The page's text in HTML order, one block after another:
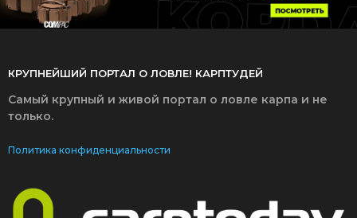
КРУПНЕЙШИЙ ПОРТАЛ О ЛОВЛЕ! КАРПТУДЕЙ
Самый крупный и живой портал о ловле карпа и не
только.
Политика конфиденциальности